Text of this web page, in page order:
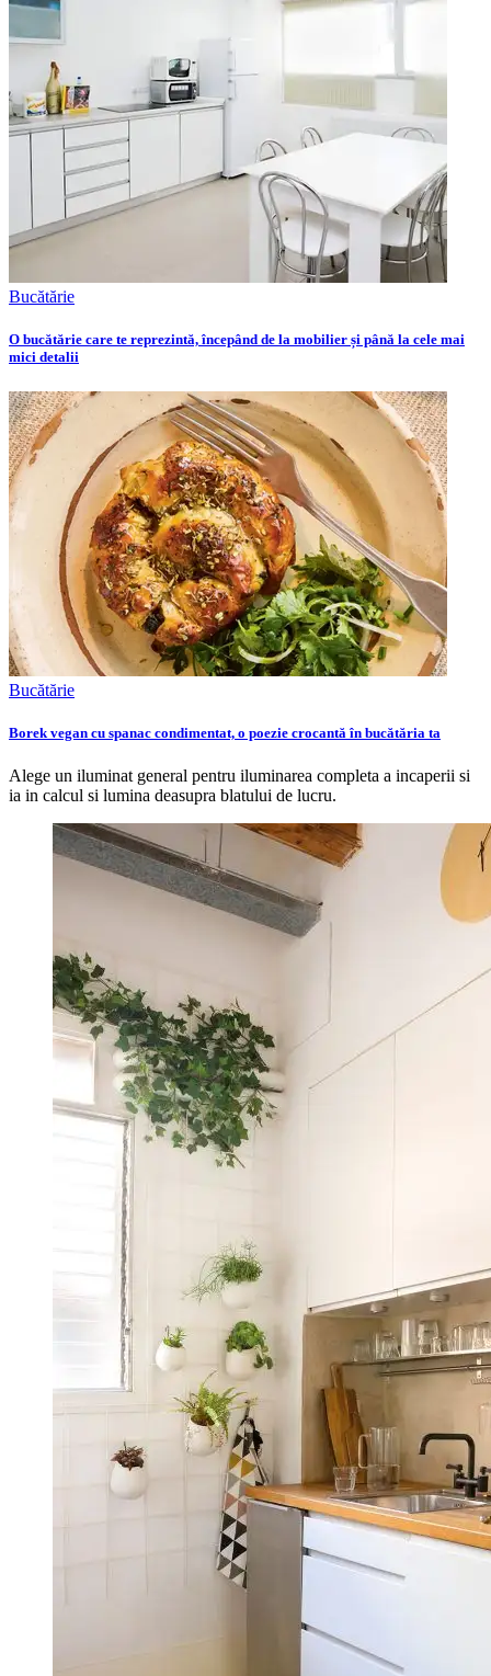
Bucătărie
O bucătărie care te reprezintă, începând de la mobilier și până la cele mai
mici detalii
Bucătărie
Borek vegan cu spanac condimentat, o poezie crocantă în bucătăria ta
Alege un iluminat general pentru iluminarea completa a incaperii si
ia in calcul si lumina deasupra blatului de lucru.